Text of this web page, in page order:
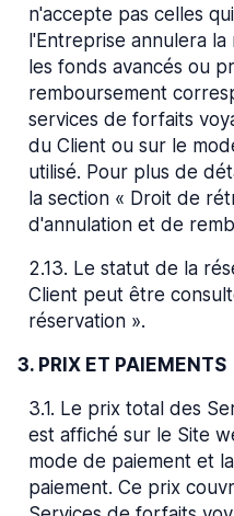
n'accepte pas celles
l'Entreprise annulera
les fonds avancés ou
remboursement
services de forfaits
du Client ou sur le
utilisé. Pour plus de
la section « Droit de
d'annulation et de
2.13. Le statut de la
Client peut être
réservation ».
3. PRIX ET PAIEMENTS
3.1. Le prix total des
est affiché sur le Site
mode de paiement et
paiement. Ce prix